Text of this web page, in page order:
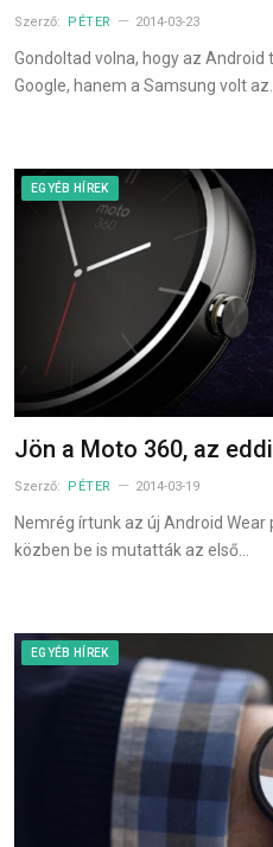
Szerző: PÉTER 2014-03-23
Gondoltad volna, hogy az
Google, hanem a Samsung volt az…
EGYÉB HÍREK
Jön a Moto 360, az
Szerző: PÉTER 2014-03-19
Nemrég írtunk az új Android
közben be is mutatták az első…
EGYÉB HÍREK